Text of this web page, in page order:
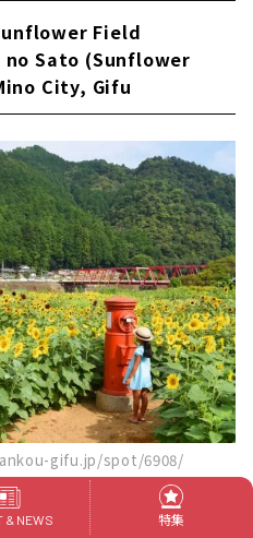
Field
Sato (Sunflower
City, Gifu
gifu.jp/spot/6908/
(Sunflower Village)" is
& NEWS 特集